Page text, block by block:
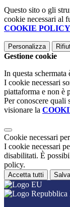
Questo sito o gli
cookie necessari al
COOKIE POLICY
Personalizza
Gestione cookie
In questa
I cookie necessari
piattaforma e non è
Per conoscere quali
visionare la
Cookie necessari
I cookie necessari
disabilitati. È
policy.
Accetta tutti